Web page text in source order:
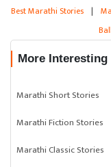
Best Marathi Stories |
More
Marathi Short Stories
Marathi Fiction Stories
Marathi Classic Stories